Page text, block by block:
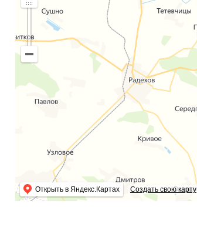
Открыть в Яндекс.Картах Создать свою карту